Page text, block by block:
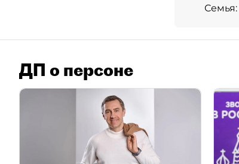
Семья:
ДП о персоне